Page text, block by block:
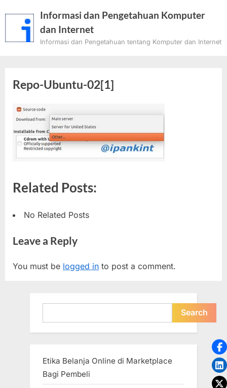
Informasi dan Pengetahuan Komputer
dan Internet
Informasi dan Pengetahuan tentang Komputer dan Internet
Repo-Ubuntu-02[1]
Related Posts:
No Related Posts
Leave a Reply
You must be logged in to post a comment.
Search
Etika Belanja Online di Marketplace
Bagi Pembeli